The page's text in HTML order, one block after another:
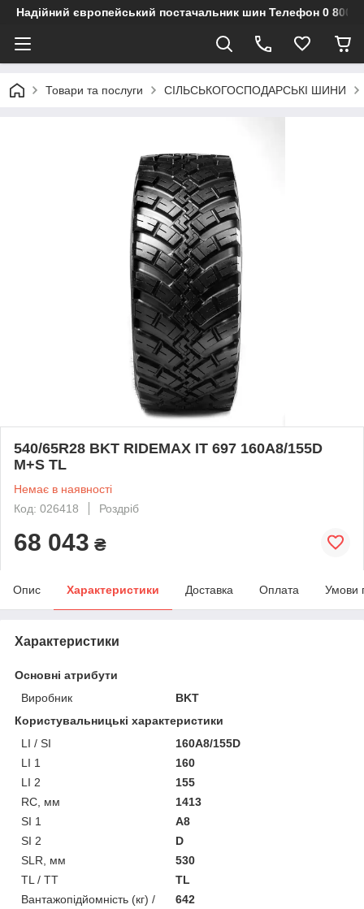
Надійний європейський постачальник шин Телефон 0 800
Товари та послуги СІЛЬСЬКОГОСПОДАРСЬКІ ШИНИ
540/65R28 BKT RIDEMAX IT 697 160A8/155D
M+S TL
Немає в наявності
Код: 026418
Роздріб
68 043 ₴
Опис Характеристики Доставка Оплата Умови
Характеристики
Основні атрибути
Виробник
BKT
Користувальницькі характеристики
LI / SI
160A8/155D
LI 1
160
LI 2
155
RC, мм
1413
SI 1
A8
SI 2
D
SLR, мм
530
TL / TT
TL
Вантажопідйомність (кг) /
642